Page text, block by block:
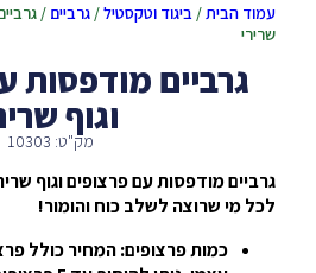
עמוד הבית/ביגוד וטקסטיל/גרביים /
שרירי
גרביים מודפסות
וגוף
מק"ט: 10303
גרביים מודפסות עם פרצופים וגוף
לכל מי שרוצה לשלב כוח והומור!
כמות פרצופים: המחיר כולל